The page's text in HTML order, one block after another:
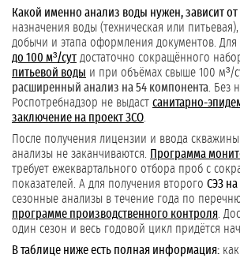
Какой именно анализ воды нужен, зависит
назначения воды (техническая или
добычи и этапа оформления документов. Для
до 100 м³/сут достаточно сокращённого
питьевой воды и при объёмах свыше 100 м³/
расширенный анализ на 54 компонента . Без
Роспотребнадзор не выдаст санитарно-
заключение на проект ЗСО
После получения лицензии и ввода
анализы не заканчиваются.
Программа
требует ежеквартального отбора проб с
показателей. А для получения второго СЭЗ
сезонные анализы в течение года по
программе производственного контроля .
один сезон и весь годовой цикл придётся
В таблице ниже есть полная информация: